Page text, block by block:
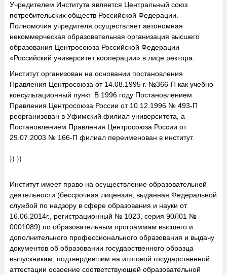
Учредителем Института является Центральный союз
потребительских обществ Российской Федерации.
Полномочия учредителя осуществляет автономная
некоммерческая образовательная организация высшего
образования Центросоюза Российской Федерации
«Российский университет кооперации» в лице ректора.
Институт организован на основании постановления
Правления Центросоюза от 14.08.1995 г. №366-П как учебно-
консультационный пункт. В 1996 году Постановлением
Правления Центросоюза России от 10.12.1996 № 493-П
реорганизован в Уфимский филиал университета, а
Постановлением Правления Центросоюза России от
29.07.2003 № 166-П филиал переименован в институт.
}) })
Институт имеет право на осуществление образовательной
деятельности (бессрочная лицензия, выданная Федеральной
службой по надзору в сфере образования и науки от
16.06.2014г., регистрационный № 1023, серия 90Л01 №
0001089) по образовательным программам высшего и
дополнительного профессионального образования и выдачу
документов об образовании государственного образца
выпускникам, подтвердившим на итоговой государственной
аттестации освоение соответствующей образовательной